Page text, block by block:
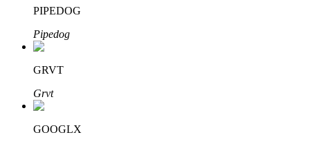
Bitrue
PIPEDOG
Pipedog
GRVT
Grvt
GOOGLX